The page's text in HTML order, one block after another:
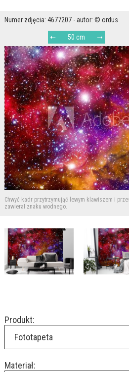
Numer zdjęcia: 4677207 - autor: © ordus
50 cm
Chwyć kadr przytrzymująć lewym klawiszem i
zawierał znaku wodnego.
Produkt:
Fototapeta
Materiał: